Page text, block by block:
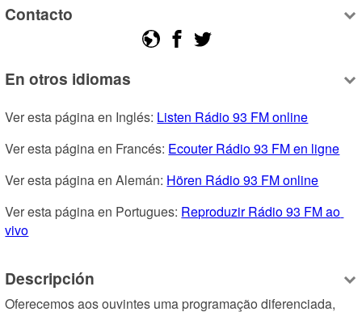
Contacto
En otros idiomas
Ver esta página en Inglés: Listen Rádio 93 FM online
Ver esta página en Francés: Ecouter Rádio 93 FM en ligne
Ver esta página en Alemán: Hören Rádio 93 FM online
Ver esta página en Portugues: Reproduzir Rádio 93 FM ao
vivo
Descripción
Oferecemos aos ouvintes uma programação diferenciada,